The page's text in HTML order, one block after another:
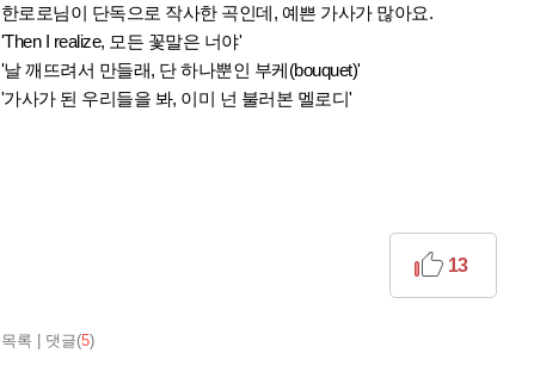
한로로님이 단독으로 작사한 곡인데, 예쁜 가사가 많아요.
'Then I realize, 모든 꽃말은 너야'
'날 깨뜨려서 만들래, 단 하나뿐인 부케(bouquet)'
'가사가 된 우리들을 봐, 이미 넌 불러본 멜로디'
목록 | 댓글(5)
13